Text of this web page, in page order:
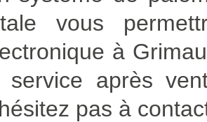
vous
à
service après
pas à